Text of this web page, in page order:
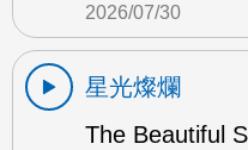
2026/07/30
星光燦爛
The Beautiful